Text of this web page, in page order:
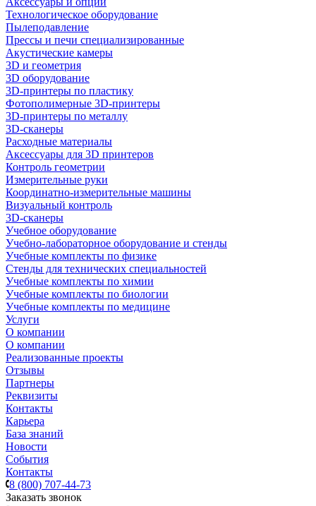
Технологическое оборудование
Пылеподавление
Прессы и печи специализированные
Акустические камеры
3D и геометрия
3D оборудование
3D-принтеры по пластику
Фотополимерные 3D-принтеры
3D-принтеры по металлу
3D-сканеры
Расходные материалы
Аксессуары для 3D принтеров
Контроль геометрии
Измерительные руки
Координатно-измерительные машины
Визуальный контроль
3D-сканеры
Учебное оборудование
Учебно-лабораторное оборудование и стенды
Учебные комплекты по физике
Стенды для технических специальностей
Учебные комплекты по химии
Учебные комплекты по биологии
Учебные комплекты по медицине
Услуги
О компании
О компании
Реализованные проекты
Отзывы
Партнеры
Реквизиты
Контакты
Карьера
База знаний
Новости
События
Контакты
8 (800) 707-44-73
Заказать звонок